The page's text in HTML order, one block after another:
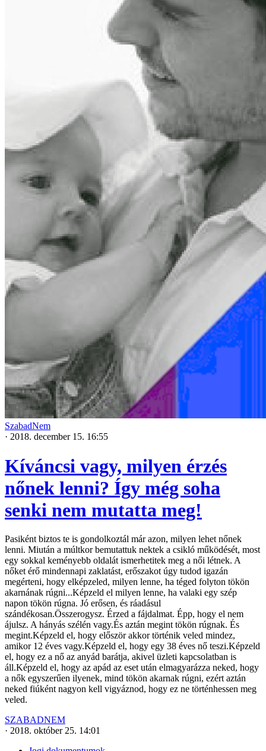
SzabadNem
· 2018. december 15. 16:55
Kíváncsi vagy, milyen érzés
nőnek lenni? Így még soha
senki nem mutatta meg!
Pasiként biztos te is gondolkoztál már azon, milyen lehet nőnek
lenni. Miután a múltkor bemutattuk nektek a csikló működését, most
egy sokkal keményebb oldalát ismerhetitek meg a női létnek. A
nőket érő mindennapi zaklatást, erőszakot úgy tudod igazán
megérteni, hogy elképzeled, milyen lenne, ha téged folyton tökön
akarnának rúgni...Képzeld el milyen lenne, ha valaki egy szép
napon tökön rúgna. Jó erősen, és ráadásul
szándékosan.Összerogysz. Érzed a fájdalmat. Épp, hogy el nem
ájulsz. A hányás szélén vagy.És aztán megint tökön rúgnak. És
megint.Képzeld el, hogy először akkor történik veled mindez,
amikor 12 éves vagy.Képzeld el, hogy egy 38 éves nő teszi.Képzeld
el, hogy ez a nő az anyád barátja, akivel üzleti kapcsolatban is
áll.Képzeld el, hogy az apád az eset után elmagyarázza neked, hogy
a nők egyszerűen ilyenek, mind tökön akarnak rúgni, ezért aztán
neked fiúként nagyon kell vigyáznod, hogy ez ne történhessen meg
veled.
SZABADNEM
· 2018. október 25. 14:01